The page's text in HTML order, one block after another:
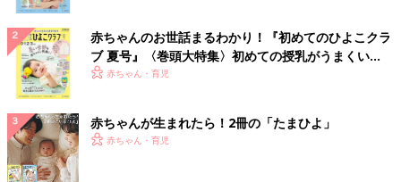
赤ちゃんのお世話まるわかり！『初めてのひよこクラ
ブ 夏号』〈巻頭大特集〉初めての授乳がうまくい
く！ おっぱい・ミルクの基本と夏のトラブル 解決テ
赤ちゃん・育児
赤ちゃんが生まれたら！2冊の「たまひよ」
赤ちゃん・育児